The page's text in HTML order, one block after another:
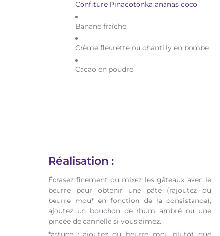
Confiture Pinacotonka ananas coco
Banane fraîche
Crème fleurette ou chantilly en bombe
Cacao en poudre
Réalisation :
Écrasez finement ou mixez les gâteaux avec le
beurre pour obtenir une pâte (rajoutez du
beurre mou* en fonction de la consistance),
ajoutez un bouchon de rhum ambré ou une
pincée de cannelle si vous aimez.
*astuce : ajoutez du beurre mou plutôt que